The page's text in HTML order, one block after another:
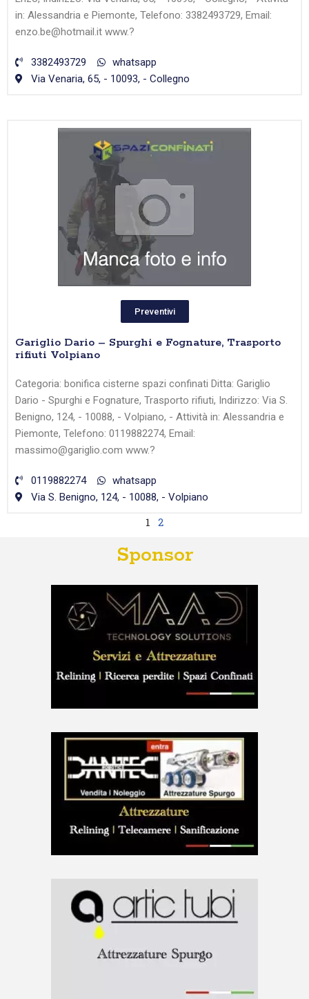
in: Alessandria e Piemonte, Telefono: 3382493729, Email:
enzo.be@hotmail.it www.?
3382493729
whatsapp
Via Venaria, 65, - 10093, - Collegno
Preventivi
Gariglio Dario – Spurghi e Fognature, Trasporto
rifiuti Volpiano
Categoria: bonifica cisterne spazi confinati Ditta: Gariglio
Dario - Spurghi e Fognature, Trasporto rifiuti, Indirizzo: Via S.
Benigno, 124, - 10088, - Volpiano, - Attività in: Alessandria e
Piemonte, Telefono: 0119882274, Email:
massimo@gariglio.com www.?
0119882274
whatsapp
Via S. Benigno, 124, - 10088, - Volpiano
1 2
Sponsor